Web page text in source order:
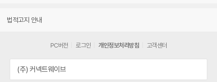
법적고지 안내
PC버전 로그인 개인정보처리방침 고객센터
(주) 커넥트웨이브